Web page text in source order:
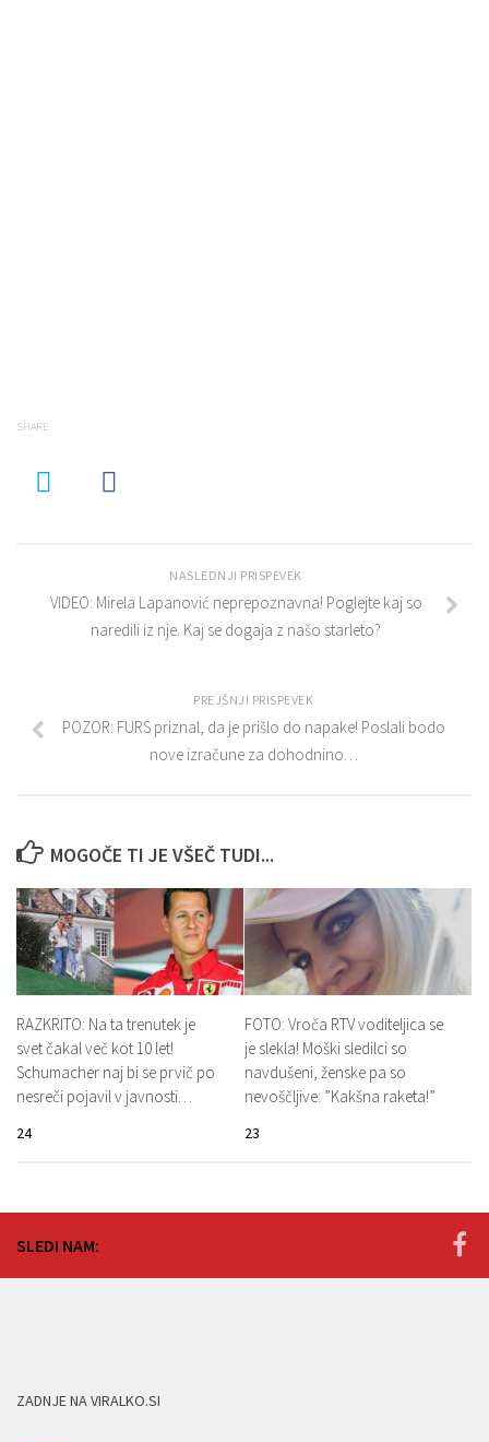
SHARE
NASLEDNJI PRISPEVEK
VIDEO: Mirela Lapanović neprepoznavna! Poglejte kaj so
naredili iz nje. Kaj se dogaja z našo starleto?
PREJŠNJI PRISPEVEK
POZOR: FURS priznal, da je prišlo do napake! Poslali bodo
nove izračune za dohodnino…
MOGOČE TI JE VŠEČ TUDI...
RAZKRITO: Na ta trenutek je
svet čakal več kot 10 let!
Schumacher naj bi se prvič po
nesreči pojavil v javnosti…
24
FOTO: Vroča RTV voditeljica se
je slekla! Moški sledilci so
navdušeni, ženske pa so
nevoščljive: ”Kakšna raketa!”
23
SLEDI NAM:
ZADNJE NA VIRALKO.SI